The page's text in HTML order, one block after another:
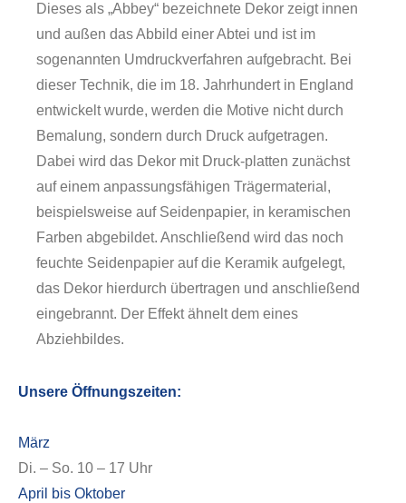
Forschung
Über uns
Dieses als „Abbey“ bezeichnete Dekor zeigt innen
und außen das Abbild einer Abtei und ist im
sogenannten Umdruckverfahren aufgebracht. Bei
dieser Technik, die im 18. Jahrhundert in England
entwickelt wurde, werden die Motive nicht durch
Bemalung, sondern durch Druck aufgetragen.
Dabei wird das Dekor mit Druck-platten zunächst
auf einem anpassungsfähigen Trägermaterial,
beispielsweise auf Seidenpapier, in keramischen
Farben abgebildet. Anschließend wird das noch
feuchte Seidenpapier auf die Keramik aufgelegt,
das Dekor hierdurch übertragen und anschließend
eingebrannt. Der Effekt ähnelt dem eines
Abziehbildes.
Unsere Öffnungszeiten:
März
Di. – So. 10 – 17 Uhr
April bis Oktober